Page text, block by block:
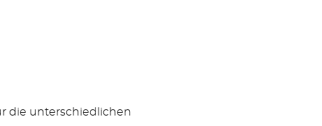
die unterschiedlichen